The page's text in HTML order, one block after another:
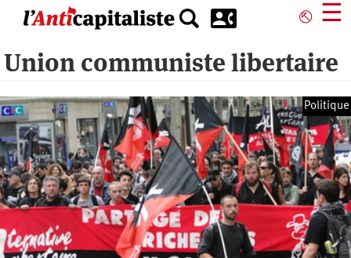
principal
⎋ ☰
Union communiste libertaire
Politique